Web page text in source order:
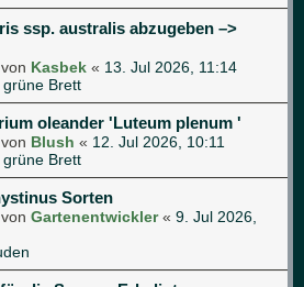
ssp. australis abzugeben –>
Kasbek « 13. Jul 2026, 11:14
grüne Brett
oleander 'Luteum plenum '
Blush « 12. Jul 2026, 10:11
grüne Brett
Sorten
Gartenentwickler« 9. Jul 2026,